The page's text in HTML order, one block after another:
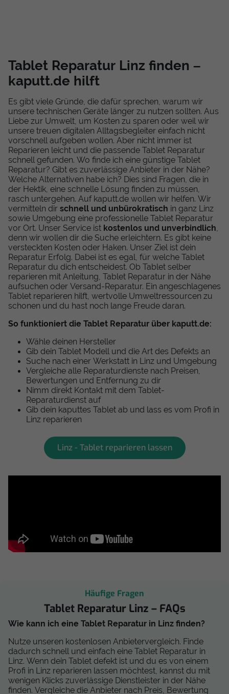
Tablet Reparatur Linz finden –
kaputt.de hilft
Es gibt viele Gründe, die dafür sprechen, warum wir
unsere technischen Geräte länger zu nutzen sollten. Aus
Liebe zur Umwelt, um Kosten zu sparen oder weil wir
unsere treuen digitalen Alltagsbegleiter einfach nicht
vorschnell aufgeben wollen. Aber nicht immer ist
Reparieren leicht und die passende Tablet Reparatur
schnell gefunden. Wo finde ich eine günstige Tablet
Reparatur? Gibt es zuverlässige Anbieter in der Nähe?
Welche Alternativen habe ich? Dies sind Fragen, die in
der Hektik, eine schnelle Lösung finden zu müssen,
rasch untergehen. Auf kaputt.de wollen wir helfen. Wir
vermitteln dir schnell und unbürokratisch in ganz Linz
sowie Umgebung eine professionelle Tablet Reparatur
vor Ort. Unser Service ist kostenlos und unverbindlich
denn wir wollen dir die Suche erleichtern. Es gibt keine
versteckten Kosten oder Haken. Unser Ziel ist dein
Reparatur Erfolg. Dabei ist es egal, für welche Tablet
Reparatur du dich entscheidest. Ob Tablet selber
reparieren mit Anleitung, Tablet Reparatur in der Nähe
aufsuchen oder Versand-Reparatur. Ein angeschlagenes
Tablet reparieren hilft, wertvolle Umweltressourcen zu
schonen und du hast noch lange Freude daran.
So funktioniert die Tablet Reparatur über kaputt.de:
Wähle deinen Hersteller
Gib dein Tablet Modell und die Art des Defekts an
Suche nach einer Werkstatt in Linz und Umgebung
Vergleiche alle Reparaturdienste nach Preisen,
Bewertungen und Entfernung zu dir
Nimm direkt Kontakt mit dem Tablet-
Reparaturdienst auf
Gib dein kaputtes Tablet ab und lass es vom Profi in
Linz reparieren
Linz - Tablet reparieren lassen
Häufige Fragen
Tablet Reparatur Linz – FAQs
Wie kann ich eine Tablet Reparatur in Linz finden?
Nutze unseren kostenlosen Anbietervergleich. Finde
dadurch schnell und einfach eine Tablet Reparatur in
Linz. Wenn dein Tablet defekt ist und du es von einem
Profi in Linz reparieren lassen möchtest, kannst du mit
wenigen Klicks zuverlässige Dienstleister in der Nähe
finden. Vergleiche die Anbieter nach Preis, Bewertung